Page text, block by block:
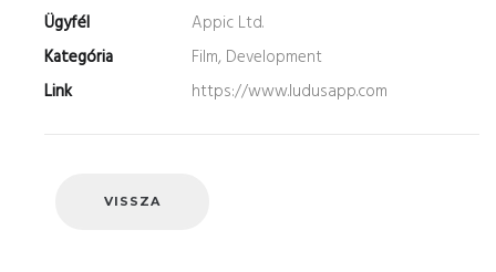
Ügyfél
Appic Ltd.
Kategória
Film, Development
Link
https://www.ludusapp.com
VISSZA